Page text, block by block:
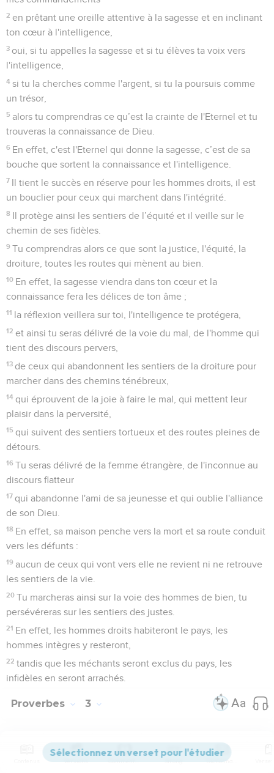
2 en prêtant une oreille attentive à la sagesse et en inclinant
ton cœur à l'intelligence,
3 oui, si tu appelles la sagesse et si tu élèves ta voix vers
l'intelligence,
4 si tu la cherches comme l'argent, si tu la poursuis comme
un trésor,
5 alors tu comprendras ce qu’est la crainte de l'Eternel et tu
trouveras la connaissance de Dieu.
6 En effet, c'est l'Eternel qui donne la sagesse, c’est de sa
bouche que sortent la connaissance et l'intelligence.
7 Il tient le succès en réserve pour les hommes droits, il est
un bouclier pour ceux qui marchent dans l'intégrité.
8 Il protège ainsi les sentiers de l’équité et il veille sur le
chemin de ses fidèles.
9 Tu comprendras alors ce que sont la justice, l'équité, la
droiture, toutes les routes qui mènent au bien.
10 En effet, la sagesse viendra dans ton cœur et la
connaissance fera les délices de ton âme ;
11 la réflexion veillera sur toi, l'intelligence te protégera,
12 et ainsi tu seras délivré de la voie du mal, de l'homme qui
tient des discours pervers,
13 de ceux qui abandonnent les sentiers de la droiture pour
marcher dans des chemins ténébreux,
14 qui éprouvent de la joie à faire le mal, qui mettent leur
plaisir dans la perversité,
15 qui suivent des sentiers tortueux et des routes pleines de
détours.
16 Tu seras délivré de la femme étrangère, de l'inconnue au
discours flatteur
17 qui abandonne l'ami de sa jeunesse et qui oublie l'alliance
de son Dieu.
18 En effet, sa maison penche vers la mort et sa route conduit
vers les défunts :
19 aucun de ceux qui vont vers elle ne revient ni ne retrouve
les sentiers de la vie.
20 Tu marcheras ainsi sur la voie des hommes de bien, tu
persévéreras sur les sentiers des justes.
21 En effet, les hommes droits habiteront le pays, les
hommes intègres y resteront,
22 tandis que les méchants seront exclus du pays, les
infidèles en seront arrachés.
Proverbes 3
Seuls les Évangiles sont disponibles en vidéo pour le moment.
Versions Commentaires Strong